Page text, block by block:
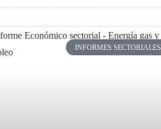
INFORMES SECTORIALES